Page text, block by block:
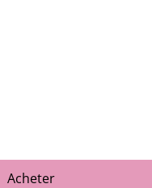
Acheter